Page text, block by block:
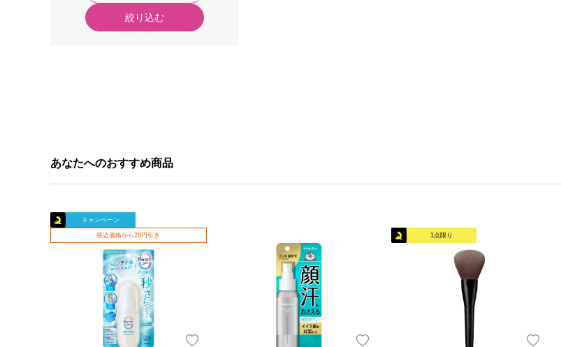
絞り込む
あなたへのおすすめ商品
キャンペーン
税込価格から20円引き 1点限り